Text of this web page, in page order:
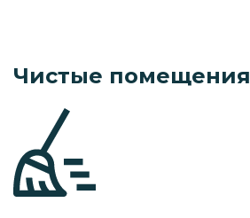
Чистые помещения